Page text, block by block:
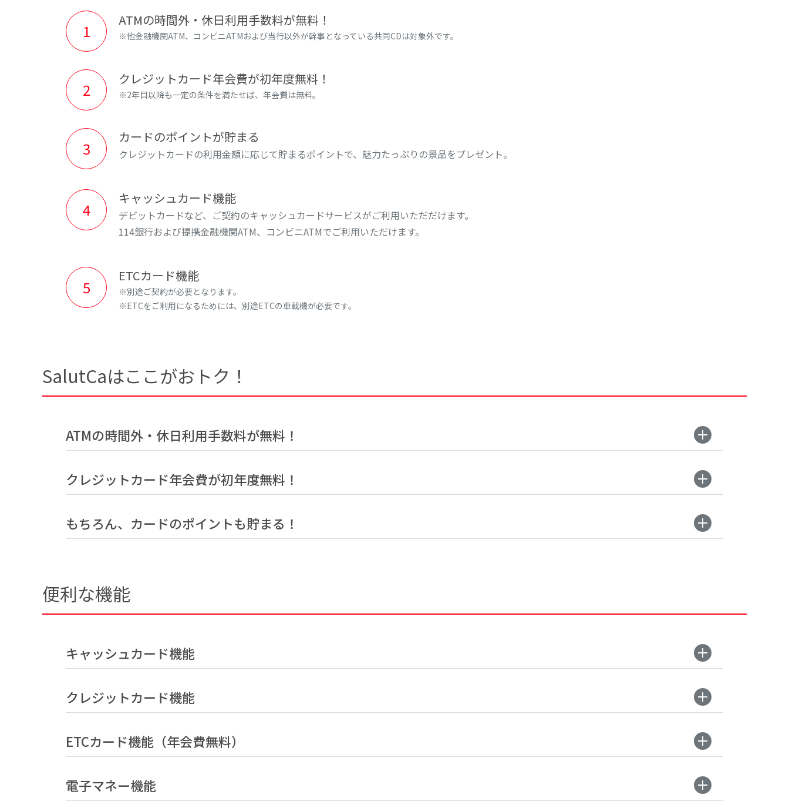
ATMの時間外・休日利用手数料が無料！
※他金融機関ATM、コンビニATMおよび当行以外が幹事となっている共同CDは対象外です。
クレジットカード年会費が初年度無料！
※2年目以降も一定の条件を満たせば、年会費は無料。
カードのポイントが貯まる
クレジットカードの利用金額に応じて貯まるポイントで、魅力たっぷりの景品をプレゼント。
キャッシュカード機能
デビットカードなど、ご契約のキャッシュカードサービスがご利用いただだけます。
114銀行および提携金融機関ATM、コンビニATMでご利用いただけます。
ETCカード機能
※別途ご契約が必要となります。
※ETCをご利用になるためには、別途ETCの車載機が必要です。
SalutCaはここがおトク！
ATMの時間外・休日利用手数料が無料！
クレジットカード年会費が初年度無料！
もちろん、カードのポイントも貯まる！
便利な機能
キャッシュカード機能
クレジットカード機能
ETCカード機能（年会費無料）
電子マネー機能